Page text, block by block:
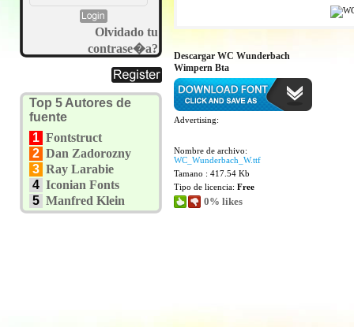
Olvidado tu
contrase�a?
Top 5 Autores de
fuente
1 Fontstruct
2 Dan Zadorozny
3 Ray Larabie
4 Iconian Fonts
5 Manfred Klein
Descargar WC Wunderbach
Wimpern Bta
Advertising:
Nombre de archivo:
WC_Wunderbach_W.ttf
Tamano : 417.54 Kb
Tipo de licencia: Free
0% likes